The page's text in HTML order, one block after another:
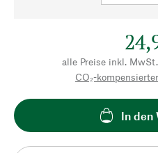
alle Preise inkl.
CO₂-
In den